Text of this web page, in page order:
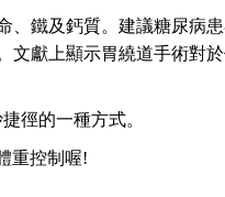
、鐵及鈣質。建議糖尿病
文獻上顯示胃繞道手術對
徑的一種方式。
重控制喔!